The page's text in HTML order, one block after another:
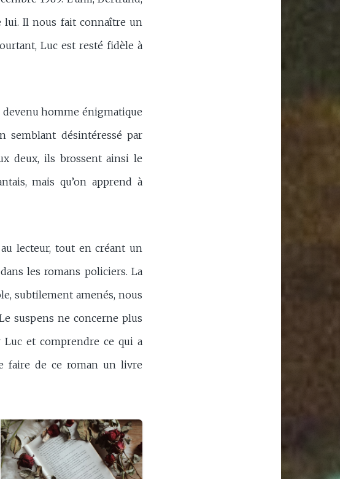
lui. Il nous fait connaître un
Luc est resté fidèle à
homme énigmatique
désintéressé par
deux, ils brossent ainsi le
mais qu’on apprend à
lecteur, tout en créant un
les romans policiers. La
subtilement amenés, nous
suspens ne concerne plus
Luc et comprendre ce qui a
faire de ce roman un livre